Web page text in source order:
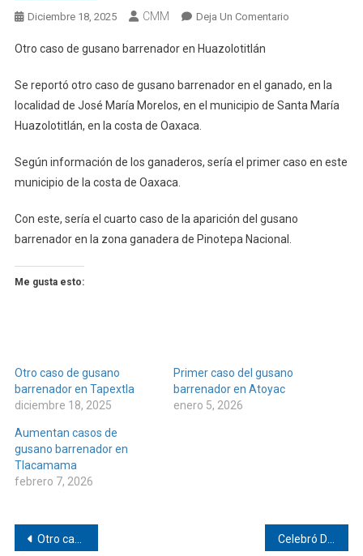
Diciembre 18, 2025 CMM Deja Un ComentarioEn
Gusano
Barrenador
Otro caso de gusano barrenador en Huazolotitlán
Se reportó otro caso de gusano barrenador en el ganado, en la
localidad de José María Morelos, en el municipio de Santa María
Huazolotitlán, en la costa de Oaxaca.
Según información de los ganaderos, sería el primer caso en este
municipio de la costa de Oaxaca.
Con este, sería el cuarto caso de la aparición del gusano
barrenador en la zona ganadera de Pinotepa Nacional.
Me gusta esto:
Otro caso de gusano
barrenador en Tapextla
diciembre 18, 2025
Primer caso del gusano
barrenador en Atoyac
enero 5, 2026
Aumentan casos de
gusano barrenador en
Tlacamama
febrero 7, 2026
Navegación
Otro caso de gusano barrenador en Tapextla